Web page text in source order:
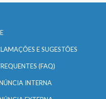
E SUGESTÕES
(FAQ)
INTERNA